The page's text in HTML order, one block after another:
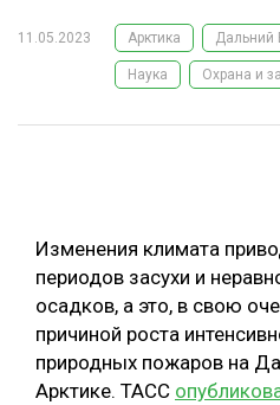
ЛЕСНОЕ ХОЗЯЙСТВО
ЛЕСОЗАГОТОВКА
ОБРАБОТКА ДРЕВЕСИНЫ
ЛЕСОВОССТАНОВЛЕНИЕ И
ЛОГИСТИКА
ПРОИЗВОДСТВО ДРЕВЕСНЫХ
ЦБП
ТЕМАТИЧЕСКИЕ ПРОЕКТЫ
ПОДБОРКИ СТАТЕЙ
ЭКСПЕРТНОЕ МНЕНИЕ
11.05.2023 Арктика Дальний
Наука Охрана и
Изменения климата
периодов засухи и
осадков, а это, в свою
причиной роста
природных пожаров на
Арктике. ТАСС